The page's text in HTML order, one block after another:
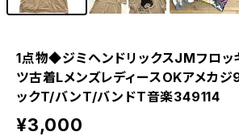
1点物◆ジミヘンドリックスJMフロッ
ツ古着LメンズレディースOKアメカ
ックT/バンT/バンドT音楽349114
¥3,000